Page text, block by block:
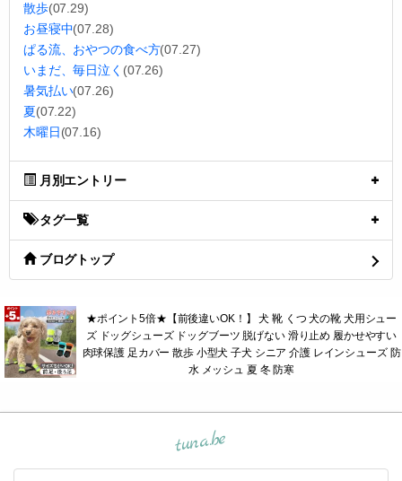
散歩(07.29)
お昼寝中(07.28)
ぱる流、おやつの食べ方(07.27)
いまだ、毎日泣く (07.26)
暑気払い(07.26)
夏(07.22)
木曜日(07.16)
月別エントリー
タグ一覧
ブログトップ
★ポイント5倍★【前後違いOK！】 犬 靴 くつ 犬の靴 犬用シュー
ズ ドッグシューズ ドッグブーツ 脱げない 滑り止め 履かせやすい
肉球保護 足カバー 散歩 小型犬 子犬 シニア 介護 レインシューズ 防
水 メッシュ 夏 冬 防寒
tuna.be